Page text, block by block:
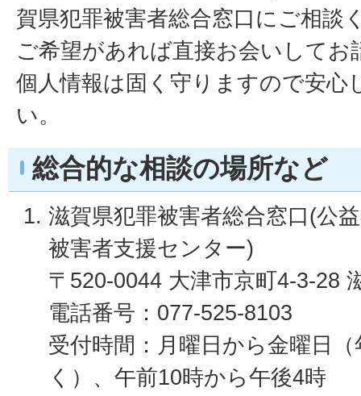
賀県犯罪被害者総合窓口にご相談
ご希望があれば直接お会いしてお
個人情報は固く守りますので安心
い。
総合的な相談の場所など
滋賀県犯罪被害者総合窓口(公
被害者支援センター)
〒520-0044 大津市京町4-3-28
電話番号：077-525-8103
受付時間：月曜日から金曜日
く）、午前10時から午後4時